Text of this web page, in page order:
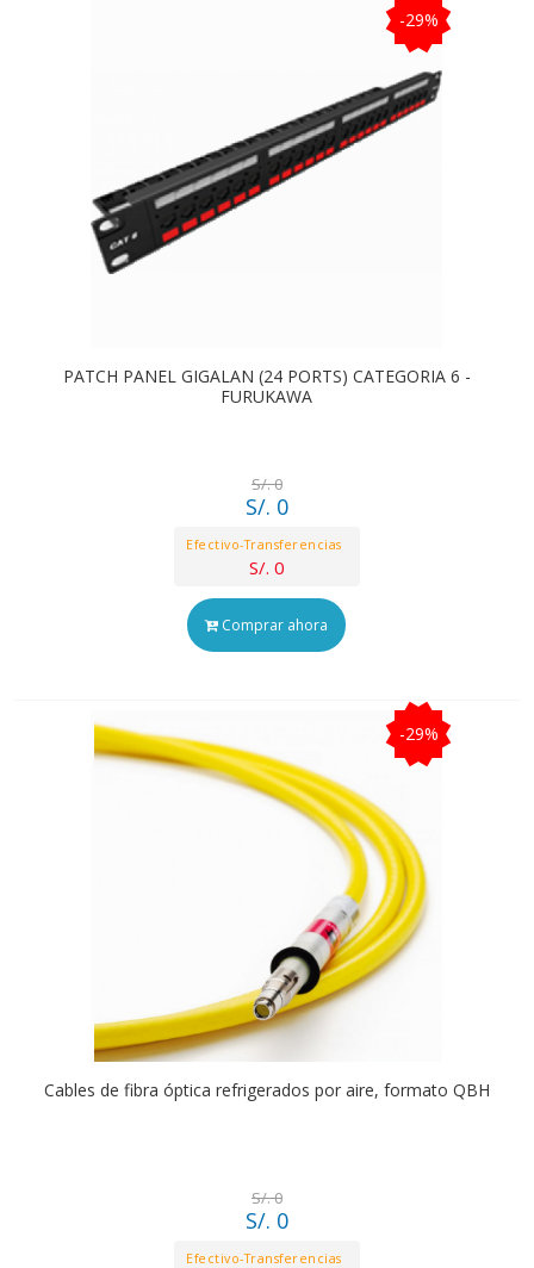
-29%
PATCH PANEL GIGALAN (24 PORTS) CATEGORIA 6 -
FURUKAWA
S/. 0
S/. 0
Efectivo-Transferencias
S/. 0
Comprar ahora
-29%
Cables de fibra óptica refrigerados por aire, formato QBH
S/. 0
S/. 0
Efectivo-Transferencias